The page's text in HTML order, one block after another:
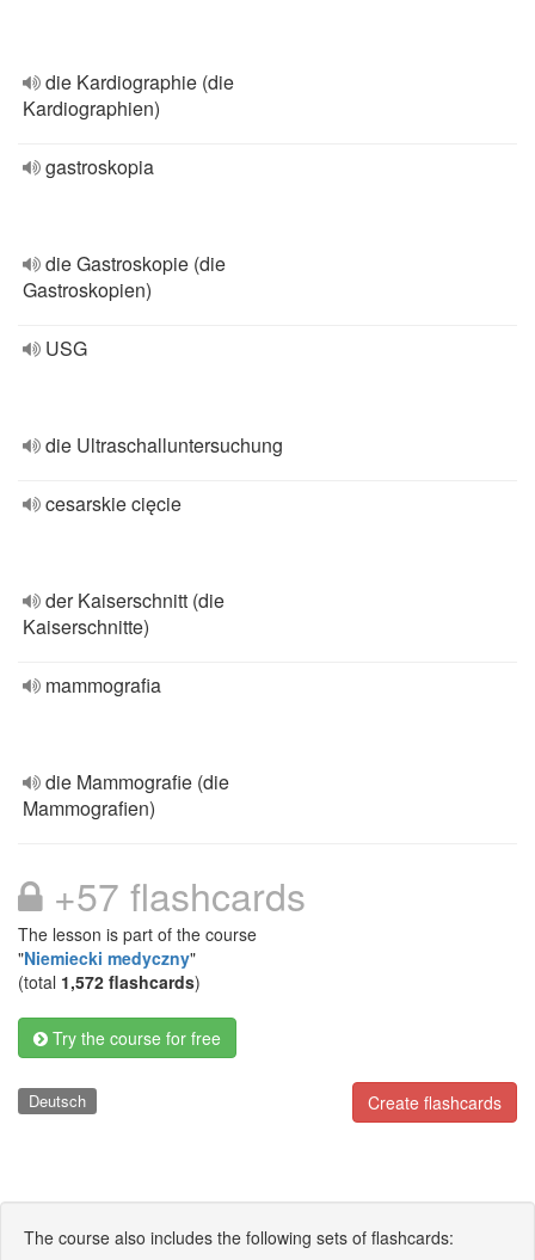
die Kardiographie (die
Kardiographien)
gastroskopia
die Gastroskopie (die
Gastroskopien)
USG
die Ultraschalluntersuchung
cesarskie cięcie
der Kaiserschnitt (die
Kaiserschnitte)
mammografia
die Mammografie (die
Mammografien)
+57 flashcards
The lesson is part of the course
"Niemiecki medyczny"
(total 1,572 flashcards)
Try the course for free
Create flashcards
Deutsch
The course also includes the following sets of flashcards: